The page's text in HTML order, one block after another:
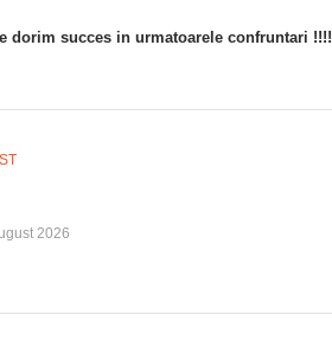
dorim succes in urmatoarele confruntari !!!!
2026